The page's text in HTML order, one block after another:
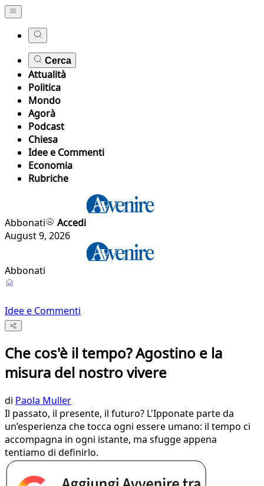
Cerca
Attualità
Politica
Mondo
Agorà
Podcast
Chiesa
Idee e Commenti
Economia
Rubriche
Abbonati
Accedi
August 9, 2026
Abbonati
Idee e Commenti
Che cos'è il tempo? Agostino e la
misura del nostro vivere
di Paola Muller
Il passato, il presente, il futuro? L'Ipponate parte da
un’esperienza che tocca ogni essere umano: il tempo ci
accompagna in ogni istante, ma sfugge appena
tentiamo di definirlo.